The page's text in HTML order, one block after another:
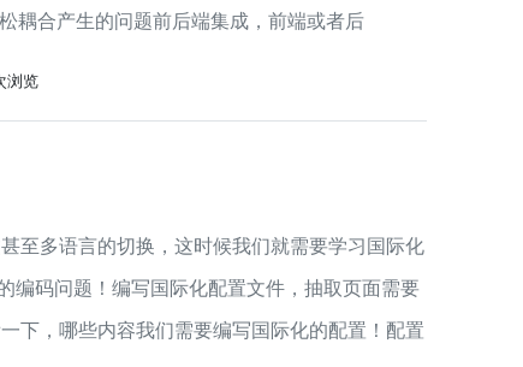
耦合产生的问题前后端集成，前端或者后
浏览
至多语言的切换，这时候我们就需要学习国际化
码问题！编写国际化配置文件，抽取页面需要
下，哪些内容我们需要编写国际化的配置！配置